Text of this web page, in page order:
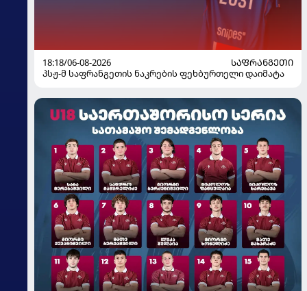
18:18/06-08-2026
ᲡᲐᲤᲠᲐᲜᲒᲔᲗᲘ
პსჟ-მ საფრანგეთის ნაკრების ფეხბურთელი დაიმატა